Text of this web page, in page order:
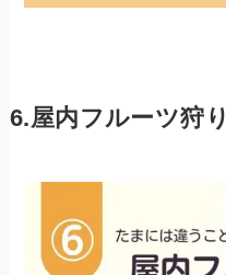
6.屋内フルーツ狩り